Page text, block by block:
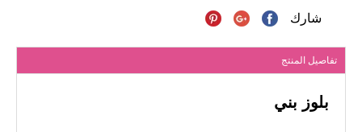
شارك
تفاصيل المنتج
بلوز بني